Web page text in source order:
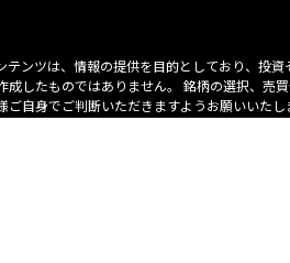
テンツは、情報の提供を目的としており、投資
成したものではありません。 銘柄の選択、売
ご自身でご判断いただきますようお願いいたし